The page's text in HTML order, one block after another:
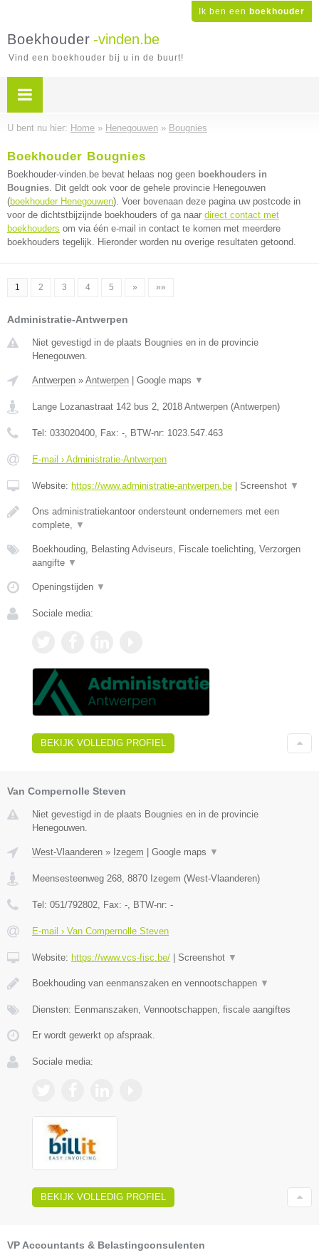
Ik ben een boekhouder
Boekhouder -vinden.be
Vind een boekhouder bij u in de buurt!
U bent nu hier: Home » Henegouwen » Bougnies
Boekhouder Bougnies
Boekhouder-vinden.be bevat helaas nog geen boekhouders in
Bougnies. Dit geldt ook voor de gehele provincie Henegouwen
(boekhouder Henegouwen). Voer bovenaan deze pagina uw postcode in
voor de dichtstbijzijnde boekhouders of ga naar direct contact met
boekhouders om via één e-mail in contact te komen met meerdere
boekhouders tegelijk. Hieronder worden nu overige resultaten getoond.
1 2 3 4 5 » »»
Administratie-Antwerpen
Niet gevestigd in de plaats Bougnies en in de provincie
Henegouwen.
Antwerpen » Antwerpen Google maps ▼
Lange Lozanastraat 142 bus 2, 2018 Antwerpen (Antwerpen)
Tel: 033020400, Fax: -, BTW-nr: 1023.547.463
E-mail › Administratie-Antwerpen
Website: https://www.administratie-antwerpen.be Screenshot ▼
Ons administratiekantoor ondersteunt ondernemers met een
complete, ▼
Boekhouding, Belasting Adviseurs, Fiscale toelichting, Verzorgen
aangifte ▼
Openingstijden ▼
Sociale media:
BEKIJK VOLLEDIG PROFIEL
Van Compernolle Steven
Niet gevestigd in de plaats Bougnies en in de provincie
Henegouwen.
West-Vlaanderen » Izegem Google maps ▼
Meensesteenweg 268, 8870 Izegem (West-Vlaanderen)
Tel: 051/792802, Fax: -, BTW-nr: -
E-mail › Van Compernolle Steven
Website: https://www.vcs-fisc.be/ Screenshot ▼
Boekhouding van eenmanszaken en vennootschappen ▼
Diensten: Eenmanszaken, Vennootschappen, fiscale aangiftes
Er wordt gewerkt op afspraak.
Sociale media:
BEKIJK VOLLEDIG PROFIEL
VP Accountants & Belastingconsulenten